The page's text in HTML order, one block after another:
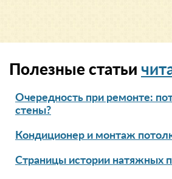
Полезные статьи
Очередность при ремонте:
стены?
Кондиционер и монтаж
Страницы истории натяжных